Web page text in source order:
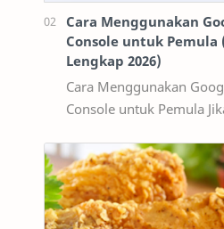
Cara Menggunakan
Console untuk Pemula
Lengkap 2026)
Cara Menggunakan
Console untuk Pemula Jika Anda
mendapatkan
maka memaha…